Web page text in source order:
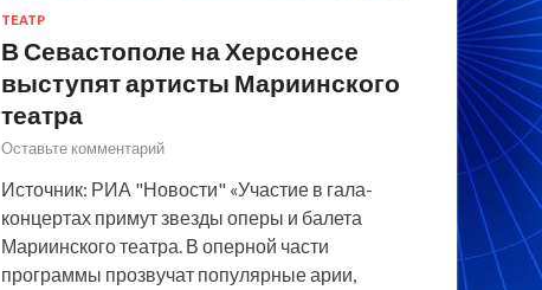
ТЕАТР
В Севастополе на Херсонесе
выступят артисты Мариинского
театра
Оставьте комментарий
Источник: РИА "Новости" «Участие в гала-
концертах примут звезды оперы и балета
Мариинского театра. В оперной части
программы прозвучат популярные арии,